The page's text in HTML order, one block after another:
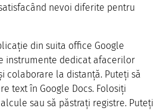
nevoi diferite pentru
din suita office Google
instrumente dedicat afacerilor
colaborare la distanță. Puteți să
text în Google Docs. Folosiți
sau să păstrați registre. Puteți